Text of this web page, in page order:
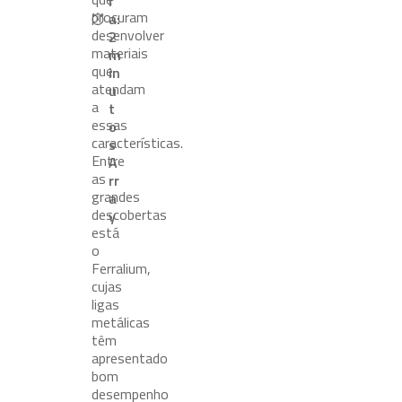
a:
2
m
in
u
t
o
s
A
rr
a
y
procuram
desenvolver
materiais
que
atendam
a
essas
características.
Entre
as
grandes
descobertas
está
o
Ferralium,
cujas
ligas
metálicas
têm
apresentado
bom
desempenho